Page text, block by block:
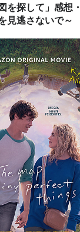
を探して」感想
逃さないで～